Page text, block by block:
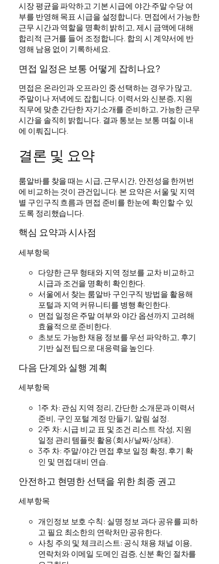
시장 평균을 파악하고 기본 시급에 야간·주말 수당 여
부를 반영해 목표 시급을 설정합니다. 면접에서 가능한
근무 시간과 역할을 명확히 밝히고, 제시 금액에 대해
합리적 근거를 들어 조정합니다. 합의 시 계약서에 반
영해 남용 없이 기록하세요.
면접 일정은 보통 어떻게 잡히나요?
면접은 온라인과 오프라인 중 선택하는 경우가 많고,
주말이나 저녁에도 잡힙니다. 이력서와 신분증, 지원
직무에 맞춘 간단한 자기소개를 준비하고, 가능한 근무
시간을 솔직히 밝힙니다. 결과 통보는 보통 며칠 이내
에 이뤄집니다.
결론 및 요약
룸알바를 찾을 때는 시급, 근무시간, 안전성을 한꺼번
에 비교하는 것이 관건입니다. 본 요약은 서울 및 지역
별 구인구직 흐름과 면접 준비를 한눈에 확인할 수 있
도록 정리했습니다.
핵심 요약과 시사점
세부항목
다양한 근무 형태와 지역 정보를 교차 비교하고
시급과 조건을 명확히 확인한다.
서울에서 찾는 룸알바 구인구직 방법을 활용해
포털과 지역 커뮤니티를 병행 확인한다.
면접 일정은 주말 여부와 야간 옵션까지 고려해
효율적으로 준비한다.
초보도 가능한 채용 정보를 우선 파악하고, 후기
기반 실전 팁으로 대응력을 높인다.
다음 단계와 실행 계획
세부항목
1주 차: 관심 지역 정리, 간단한 소개문과 이력서
준비, 구인 포털 계정 만들기, 알림 설정.
2주 차: 시급 비교 표 및 조건 리스트 작성, 지원
일정 관리 템플릿 활용(회사/날짜/상태).
3주 차: 주말/야간 면접 후보 일정 확정, 후기 확
인 및 면접 대비 연습.
안전하고 현명한 선택을 위한 최종 권고
세부항목
개인정보 보호 수칙: 실명 정보 과다 공유를 피하
고 필요 최소한의 연락처만 공유한다.
사칭 주의 및 체크리스트: 공식 채용 채널 이용,
연락처와 이메일 도메인 검증, 신분 확인 절차를